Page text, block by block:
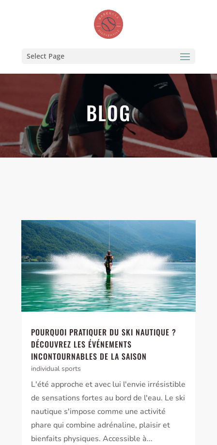
Select Page
BLOG
POURQUOI PRATIQUER DU SKI NAUTIQUE ?
DÉCOUVREZ LES ÉVÉNEMENTS
INCONTOURNABLES DE LA SAISON
individual sports
L'été approche et avec lui l'envie irrésistible
de sensations fortes au bord de l'eau. Le ski
nautique s'impose comme une activité
phare qui combine adrénaline, plaisir et
bienfaits physiques. Accessible à...